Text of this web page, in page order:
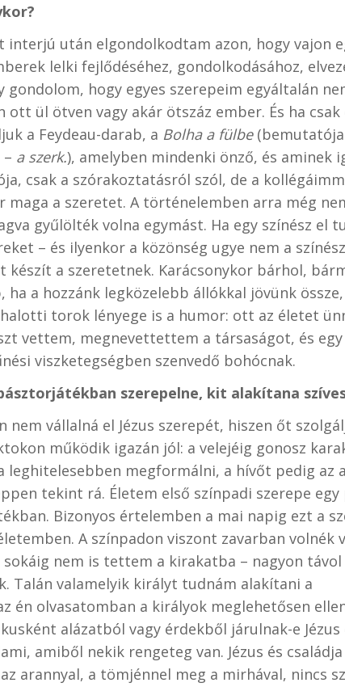
után elgondolkodtam azon, hogy vajon
lelki fejlődéséhez, gondolkodásához,
hogy egyes szerepeim egyáltalán
ott ül ötven vagy akár ötszáz ember. És ha csak
a Feydeau-darab, a Bolha a fülbe
a szerk.), amelyben mindenki önző, és aminek
csak a szórakoztatásról szól, de a
maga a szeretet. A történelemben arra még
gyűlölték volna egymást. Ha egy színész el
– és ilyenkor a közönség ugye nem a
készít a szeretetnek. Karácsonykor bárhol,
ha a hozzánk legközelebb állókkal jövünk
torok lényege is a humor: ott az életet
vettem, megnevettettem a társaságot, és
viszketegségben szenvedő bohócnak.
szerepelne, kit alakítana
vállalná el Jézus szerepét, hiszen őt
működik igazán jól: a velejéig gonosz
leghitelesebben megformálni, a hívőt pedig az
tekint rá. Életem első színpadi szerepe
Bizonyos értelemben a mai napig ezt a
A színpadon viszont zavarban volnék
nem is tettem a kirakatba – nagyon
Talán valamelyik királyt tudnám alakítani a
én olvasatomban a királyok meglehetősen
alázatból vagy érdekből járulnak-e Jézus
amiből nekik rengeteg van. Jézus és
arannyal, a tömjénnel meg a mirhával, nincs